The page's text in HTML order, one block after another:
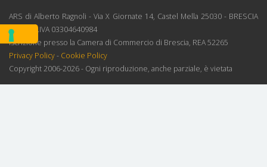
ARS di Alberto Ragnoli - Via X Giornate 14, Castel Mella 25030 - BRESCIA
ITALY - P.IVA 03304640984
Iscrizione presso la Camera di Commercio di Brescia, REA 52265
Privacy Policy- Cookie Policy
Copyright 2006-2026 - Ogni riproduzione, anche parziale, è vietata